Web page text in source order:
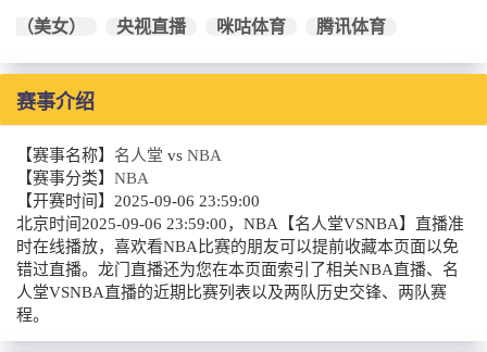
（美女） 央视直播 咪咕体育 腾讯体育
赛事介绍
【赛事名称】 名人堂 vs NBA
【赛事分类】 NBA
【开赛时间】 2025-09-06 23:59:00
北京时间2025-09-06 23:59:00，NBA【名人堂VSNBA】直播准
时在线播放，喜欢看NBA比赛的朋友可以提前收藏本页面以免
错过直播。龙门直播还为您在本页面索引了相关NBA直播、名
人堂VSNBA直播的近期比赛列表以及两队历史交锋、两队赛
程。